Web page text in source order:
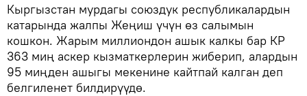
Кыргызстан мурдагы союздук республикалардын
катарында жалпы Жеңиш үчүн өз салымын
кошкон. Жарым миллиондон ашык калкы бар КР
363 миң аскер кызматкерлерин жиберип, алардын
95 миңден ашыгы мекенине кайтпай калган деп
белгиленет билдирүүдө.